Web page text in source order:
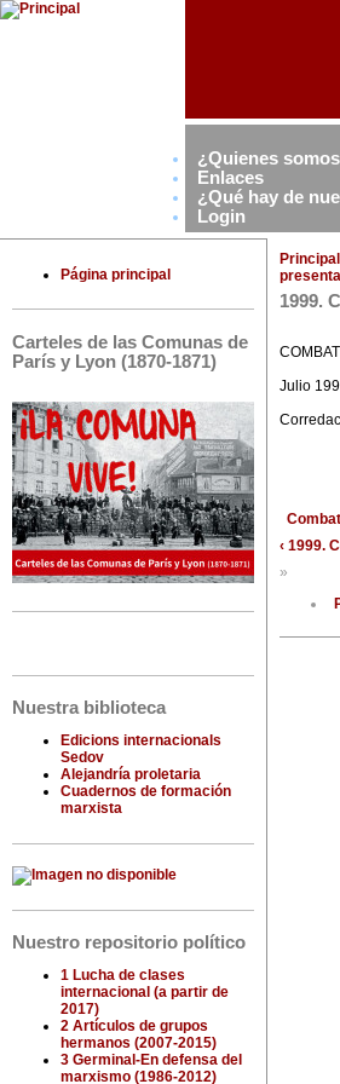
¿Quienes
Enlaces
¿Qué hay de
Login
Página principal
Carteles de las Comunas de
París y Lyon (1870-1871)
Nuestra biblioteca
Edicions internacionals
Sedov
Alejandría proletaria
Cuadernos de formación
marxista
Nuestro repositorio político
1 Lucha de clases
internacional (a partir de
2017)
2 Artículos de grupos
hermanos (2007-2015)
3 Germinal-En defensa del
marxismo (1986-2012)
Principal
1999.
Julio
‹ 1999.
»